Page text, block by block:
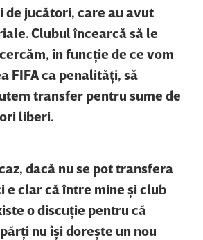
de jucători, care au avut
Clubul încearcă să le
în funcţie de ce vom
FIFA ca penalităţi, să
transfer pentru sume de
liberi.
dacă nu se pot transfera
e clar că între mine şi club
o discuţie pentru că
nu îşi doreşte un nou